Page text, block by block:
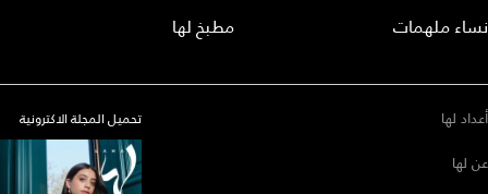
نساء ملهمات
مطبخ لها
أعداد لها
عن لها
تحميل المجلة الاكترونية